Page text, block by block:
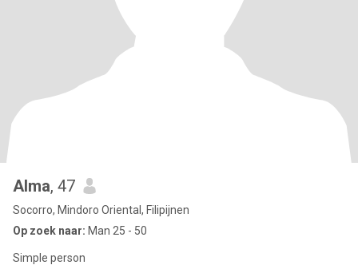
Alma, 47
Socorro, Mindoro Oriental, Filipijnen
Op zoek naar: Man 25 - 50
Simple person